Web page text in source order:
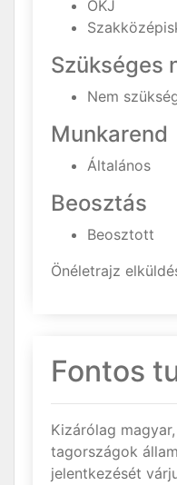
OKJ
Szükséges
Nem
Munkarend
Általános
Beosztás
Beosztott
Önéletrajz
Fontos
Kizárólag
tagországok
jelentkezését